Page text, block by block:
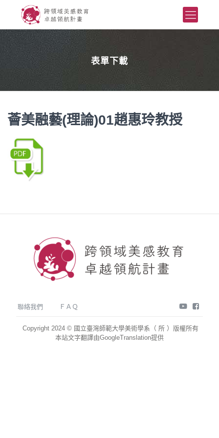
表單下載
薈美融藝(理論)01趙惠玲教授
聯絡我們 ＦＡＱ youtube
Copyright 2024 © 國立臺灣師範大學美術學系（ 所 ）版權所有
本站文字翻譯由GoogleTranslation提供